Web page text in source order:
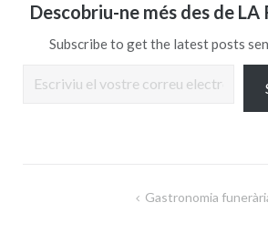
Descobriu-ne més des de LA
Subscribe to get the latest posts
Gastronomia